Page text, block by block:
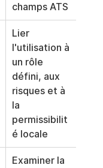
champs ATS
Lier
l'utilisation à
un rôle
défini, aux
risques et à
la
permissibilit
é locale
Examiner la